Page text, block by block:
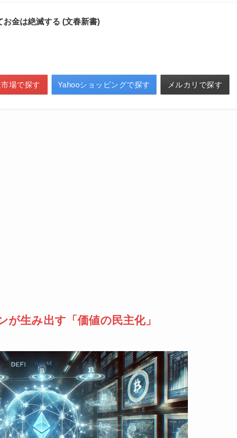
金は絶滅する (文春新書)
場で探す Yahooショッピングで探す メルカリで探す
が生み出す「価値の民主化」